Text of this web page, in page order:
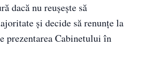
dacă nu reușește să
și decide să renunțe la
prezentarea Cabinetului în